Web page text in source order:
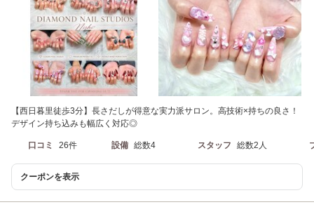
【西日暮里徒歩3分】長さだしが得意な実力派サロン。高技術×持ちの良さ！
デザイン持ち込みも幅広く対応◎
口コミ 26件 設備 総数4 スタッフ 総数2人
クーポンを表示